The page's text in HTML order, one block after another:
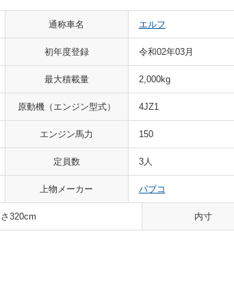
通称車名 エルフ
初年度登録 令和02年03月
最大積載量 2,000kg
原動機（エンジン型式） 4JZ1
エンジン馬力 150
定員数 3人
上物メーカー パブコ
320cm 内寸